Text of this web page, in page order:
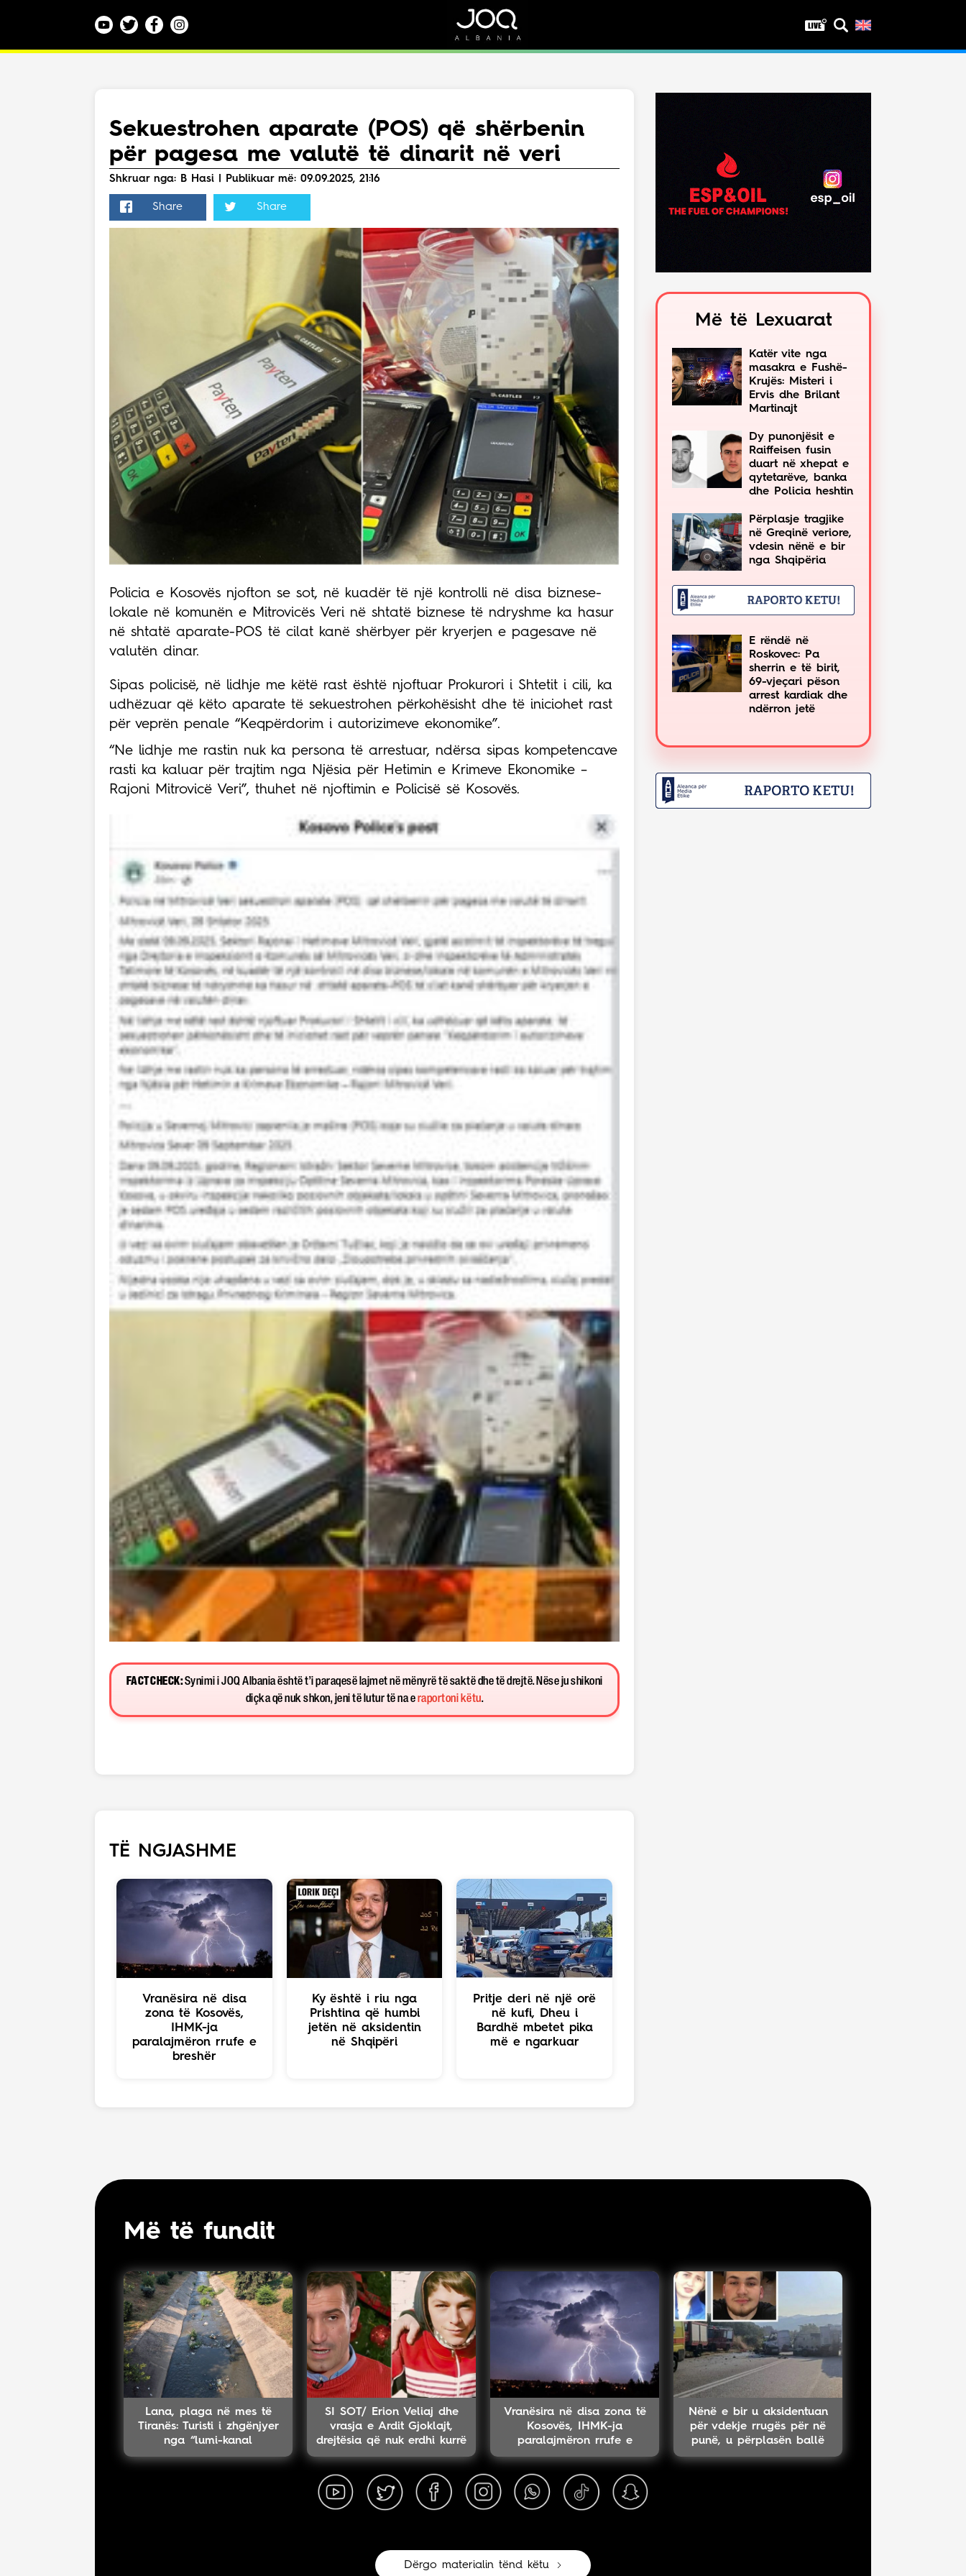
Lajme
Teknologji
Bota
Argëtim
Maqedoni
Puno me ne!
Live
Kontakt
Sekuestrohen aparate (POS) që shërbenin
për pagesa me valutë të dinarit në veri
Shkruar nga: B Hasi | Publikuar më: 09.09.2025, 21:16
Share Share
Policia e Kosovës njofton se sot, në kuadër të një kontrolli në disa biznese-
lokale në komunën e Mitrovicës Veri në shtatë biznese të ndryshme ka hasur
në shtatë aparate-POS të cilat kanë shërbyer për kryerjen e pagesave në
valutën dinar.
Sipas policisë, në lidhje me këtë rast është njoftuar Prokurori i Shtetit i cili, ka
udhëzuar që këto aparate të sekuestrohen përkohësisht dhe të iniciohet rast
për veprën penale “Keqpërdorim i autorizimeve ekonomike”.
“Ne lidhje me rastin nuk ka persona të arrestuar, ndërsa sipas kompetencave
rasti ka kaluar për trajtim nga Njësia për Hetimin e Krimeve Ekonomike –
Rajoni Mitrovicë Veri”, thuhet në njoftimin e Policisë së Kosovës.
FACT CHECK:Synimi i JOQ Albania është t’i paraqesë lajmet në mënyrë të saktë dhe të drejtë. Nëse ju shikoni
diçka që nuk shkon, jeni të lutur të na e raportoni këtu.
TË NGJASHME
Vranësira në disa
zona të Kosovës,
IHMK-ja
paralajmëron rrufe e
breshër
Ky është i riu nga
Prishtina që humbi
jetën në aksidentin
në Shqipëri
Pritje deri në një orë
në kufi, Dheu i
Bardhë mbetet pika
më e ngarkuar
Më të Lexuarat
Katër vite nga
masakra e Fushë-
Krujës: Misteri i
Ervis dhe Brilant
Martinajt
Dy punonjësit e
Raiffeisen fusin
duart në xhepat e
qytetarëve, banka
dhe Policia heshtin
Përplasje tragjike
në Greqinë veriore,
vdesin nënë e bir
nga Shqipëria
E rëndë në
Roskovec: Pa
sherrin e të birit,
69-vjeçari pëson
arrest kardiak dhe
ndërron jetë
Më të fundit
Lana, plaga në mes të
Tiranës: Turisti i zhgënjyer
nga “lumi-kanal
mbeturinash” në mes të
SI SOT/ Erion Veliaj dhe
vrasja e Ardit Gjoklajt,
drejtësia që nuk erdhi kurrë
Vranësira në disa zona të
Kosovës, IHMK-ja
paralajmëron rrufe e
breshër
Nënë e bir u aksidentuan
për vdekje rrugës për në
punë, u përplasën ballë
për ballë me një kamion
Dërgo materialin tënd këtu